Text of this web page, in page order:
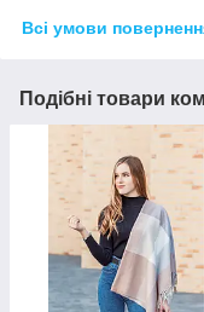
Всі умови
Подібні товари